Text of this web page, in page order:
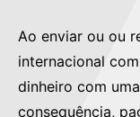
Ao enviar ou ou
internacional
dinheiro com
consequência,